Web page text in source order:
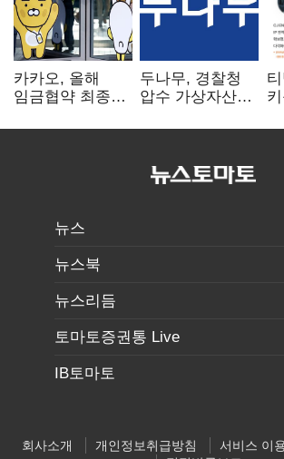
카카오, 올해
임금협약 최종
인상·격려금
두나무, 경찰청
압수 가상자산
커스터디 사업
뉴스
뉴스북
뉴스리듬
토마토증권통 Live
IB토마토
회사소개 개인정보취급방침 서비스 이